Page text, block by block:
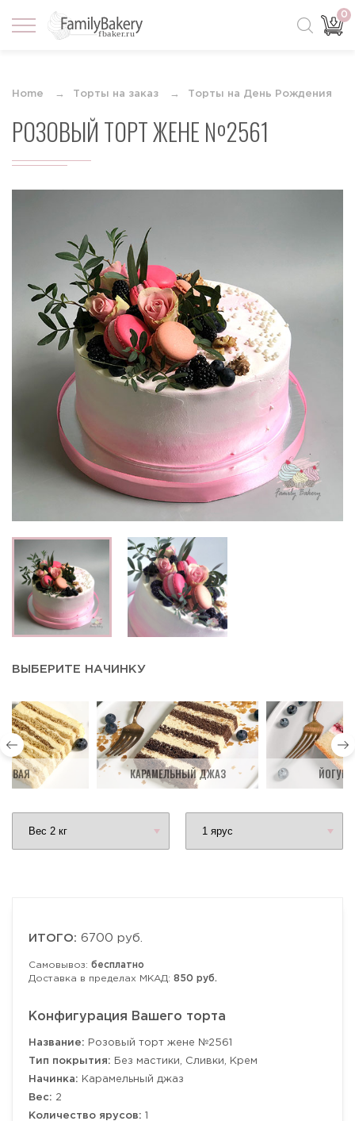
0
Home Торты на заказ Торты на День Рождения
РОЗОВЫЙ ТОРТ ЖЕНЕ №2561
ВЫБЕРИТЕ НАЧИНКУ
КАРАМЕЛЬНЫЙ ДЖАЗ
ИТОГО: 6700 руб.
Самовывоз: бесплатно
Доставка в пределах МКАД: 850 руб.
Конфигурация Вашего торта
Название: Розовый торт жене №2561
Тип покрытия: Без мастики, Сливки, Крем
Начинка: Карамельный джаз
Вес: 2
Количество ярусов: 1